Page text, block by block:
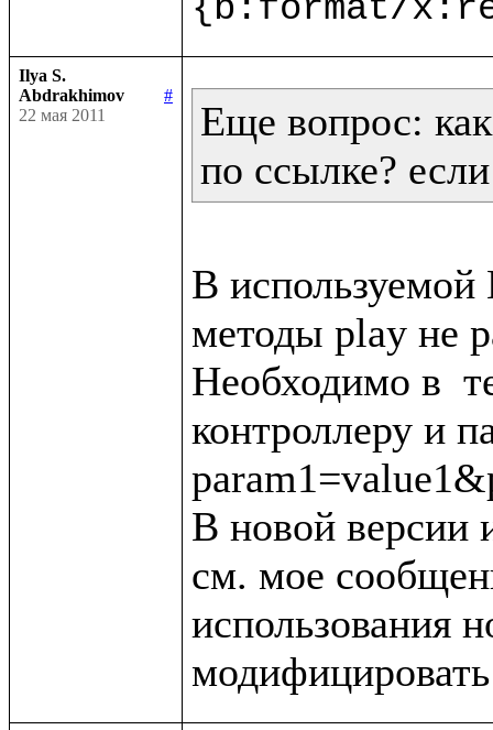
{b:format/
Ilya S.
Abdrakhimov
#
22 мая 2011
Еще вопрос:
по ссылке?
В
методы play не
Необходимо в
контроллеру и
В новой версии
см. мое
использования